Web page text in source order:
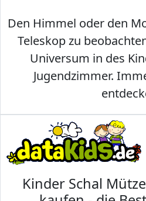
Den Himmel oder den
Teleskop zu
Universum in des
Jugendzimmer.
Kinder Schal